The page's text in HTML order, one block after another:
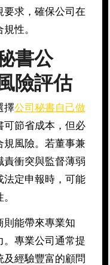
求，確保公司在
性。
書公
險評估
擇公司秘書自己做
可節省成本，但必
規風險。若董事兼
衝突與監督薄弱
法定申報時，可能
則能帶來專業知
專業公司通常提
經驗豐富的顧問